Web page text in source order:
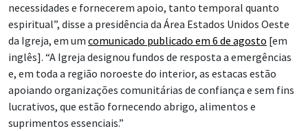
necessidades e fornecerem apoio, tanto temporal quanto
espiritual”, disse a presidência da Área Estados Unidos Oeste
da Igreja, em um comunicado publicado em 6 de agosto [em
inglês]. “A Igreja designou fundos de resposta a emergências
e, em toda a região noroeste do interior, as estacas estão
apoiando organizações comunitárias de confiança e sem fins
lucrativos, que estão fornecendo abrigo, alimentos e
suprimentos essenciais.”